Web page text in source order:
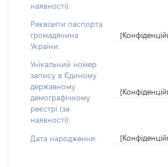
наявності):
Реквізити паспорта
громадянина
України:
Унікальний номер
запису в Єдиному
державному
демографічному
реєстрі (за
наявності):
Дата народження: